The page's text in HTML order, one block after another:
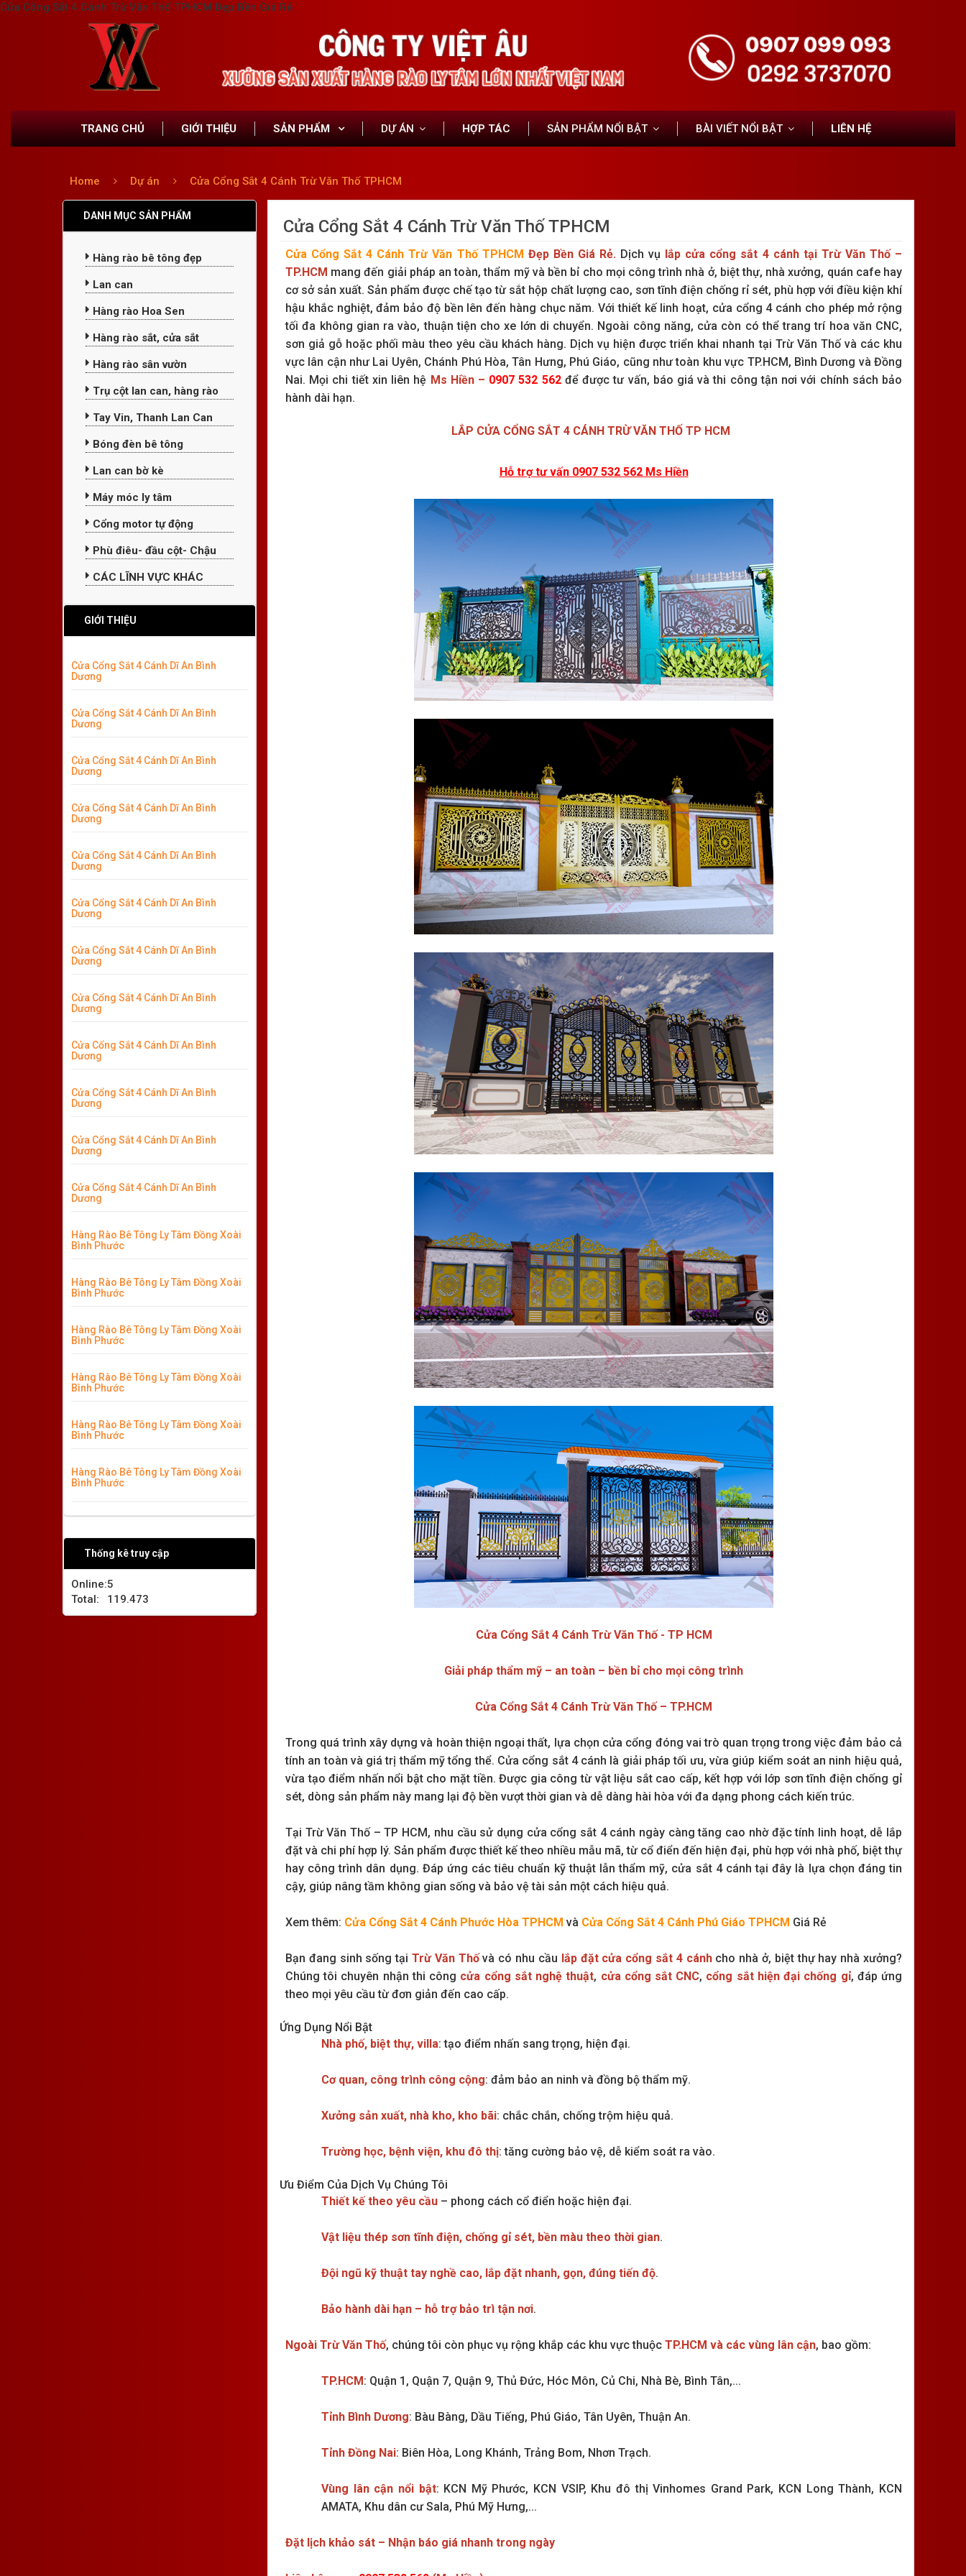
Cửa Cổng Sắt 4 Cánh Trừ Văn Thố TPHCM Đẹp Bền Giá Rẻ
TRANG CHỦ GIỚI THIỆU SẢN PHẨM DỰ ÁN HỢP TÁC SẢN PHẨM NỔI BẬT BÀI VIẾT NỔI BẬT LIÊN HỆ
Home Dự án Cửa Cổng Sắt 4 Cánh Trừ Văn Thố TPHCM
DANH MỤC SẢN PHẨM
Hàng rào bê tông đẹp
Lan can
Hàng rào Hoa Sen
Hàng rào sắt, cửa sắt
Hàng rào sân vườn
Trụ cột lan can, hàng rào
Tay Vin, Thanh Lan Can
Bóng đèn bê tông
Lan can bờ kè
Máy móc ly tâm
Cổng motor tự động
Phù điêu- đầu cột- Chậu
CÁC LĨNH VỰC KHÁC
GIỚI THIỆU
Cửa Cổng Sắt 4 Cánh Dĩ An Bình
Dương
Cửa Cổng Sắt 4 Cánh Dĩ An Bình
Dương
Cửa Cổng Sắt 4 Cánh Dĩ An Bình
Dương
Cửa Cổng Sắt 4 Cánh Dĩ An Bình
Dương
Cửa Cổng Sắt 4 Cánh Dĩ An Bình
Dương
Cửa Cổng Sắt 4 Cánh Dĩ An Bình
Dương
Cửa Cổng Sắt 4 Cánh Dĩ An Bình
Dương
Cửa Cổng Sắt 4 Cánh Dĩ An Bình
Dương
Cửa Cổng Sắt 4 Cánh Dĩ An Bình
Dương
Cửa Cổng Sắt 4 Cánh Dĩ An Bình
Dương
Cửa Cổng Sắt 4 Cánh Dĩ An Bình
Dương
Cửa Cổng Sắt 4 Cánh Dĩ An Bình
Dương
Hàng Rào Bê Tông Ly Tâm Đồng Xoài
Bình Phước
Hàng Rào Bê Tông Ly Tâm Đồng Xoài
Bình Phước
Hàng Rào Bê Tông Ly Tâm Đồng Xoài
Bình Phước
Hàng Rào Bê Tông Ly Tâm Đồng Xoài
Bình Phước
Hàng Rào Bê Tông Ly Tâm Đồng Xoài
Bình Phước
Hàng Rào Bê Tông Ly Tâm Đồng Xoài
Bình Phước
Thống kê truy cập
Online:5
Total:
119.473
Cửa Cổng Sắt 4 Cánh Trừ Văn Thố TPHCM
Cửa Cổng Sắt 4 Cánh Trừ Văn Thố TPHCM Đẹp Bền Giá Rẻ. Dịch vụ lắp cửa cổng sắt 4 cánh tại Trừ Văn Thố –
TP.HCM mang đến giải pháp an toàn, thẩm mỹ và bền bỉ cho mọi công trình nhà ở, biệt thự, nhà xưởng, quán cafe hay
cơ sở sản xuất. Sản phẩm được chế tạo từ sắt hộp chất lượng cao, sơn tĩnh điện chống rỉ sét, phù hợp với điều kiện khí
hậu khắc nghiệt, đảm bảo độ bền lên đến hàng chục năm. Với thiết kế linh hoạt, cửa cổng 4 cánh cho phép mở rộng
tối đa không gian ra vào, thuận tiện cho xe lớn di chuyển. Ngoài công năng, cửa còn có thể trang trí hoa văn CNC,
sơn giả gỗ hoặc phối màu theo yêu cầu khách hàng. Dịch vụ hiện được triển khai nhanh tại Trừ Văn Thố và các khu
vực lân cận như Lai Uyên, Chánh Phú Hòa, Tân Hưng, Phú Giáo, cũng như toàn khu vực TP.HCM, Bình Dương và Đồng
Nai. Mọi chi tiết xin liên hệ Ms Hiền – 0907 532 562để được tư vấn, báo giá và thi công tận nơi với chính sách bảo
hành dài hạn.
LẮP CỬA CỔNG SẮT 4 CÁNH TRỪ VĂN THỐ TP HCM
Hỗ trợ tư vấn 0907 532 562 Ms Hiền
Cửa Cổng Sắt 4 Cánh Trừ Văn Thố - TP HCM
Giải pháp thẩm mỹ – an toàn – bền bỉ cho mọi công trình
Cửa Cổng Sắt 4 Cánh Trừ Văn Thố – TP.HCM
Trong quá trình xây dựng và hoàn thiện ngoại thất, lựa chọn cửa cổng đóng vai trò quan trọng trong việc đảm bảo cả
tính an toàn và giá trị thẩm mỹ tổng thể. Cửa cổng sắt 4 cánh là giải pháp tối ưu, vừa giúp kiểm soát an ninh hiệu quả,
vừa tạo điểm nhấn nổi bật cho mặt tiền. Được gia công từ vật liệu sắt cao cấp, kết hợp với lớp sơn tĩnh điện chống gỉ
sét, dòng sản phẩm này mang lại độ bền vượt thời gian và dễ dàng hài hòa với đa dạng phong cách kiến trúc.
Tại Trừ Văn Thố – TP HCM, nhu cầu sử dụng cửa cổng sắt 4 cánh ngày càng tăng cao nhờ đặc tính linh hoạt, dễ lắp
đặt và chi phí hợp lý. Sản phẩm được thiết kế theo nhiều mẫu mã, từ cổ điển đến hiện đại, phù hợp với nhà phố, biệt thự
hay công trình dân dụng. Đáp ứng các tiêu chuẩn kỹ thuật lẫn thẩm mỹ, cửa sắt 4 cánh tại đây là lựa chọn đáng tin
cậy, giúp nâng tầm không gian sống và bảo vệ tài sản một cách hiệu quả.
Xem thêm: Cửa Cổng Sắt 4 Cánh Phước Hòa TPHCM và Cửa Cổng Sắt 4 Cánh Phú Giáo TPHCM Giá Rẻ
Bạn đang sinh sống tạiTrừ Văn Thốvà có nhu cầu lắp đặt cửa cổng sắt 4 cánhcho nhà ở, biệt thự hay nhà xưởng?
Chúng tôi chuyên nhận thi công cửa cổng sắt nghệ thuật, cửa cổng sắt CNC, cổng sắt hiện đại chống gỉ, đáp ứng
theo mọi yêu cầu từ đơn giản đến cao cấp.
Ứng Dụng Nổi Bật
Nhà phố, biệt thự, villa: tạo điểm nhấn sang trọng, hiện đại.
Cơ quan, công trình công cộng: đảm bảo an ninh và đồng bộ thẩm mỹ.
Xưởng sản xuất, nhà kho, kho bãi: chắc chắn, chống trộm hiệu quả.
Trường học, bệnh viện, khu đô thị: tăng cường bảo vệ, dễ kiểm soát ra vào.
Ưu Điểm Của Dịch Vụ Chúng Tôi
Thiết kế theo yêu cầu – phong cách cổ điển hoặc hiện đại.
Vật liệu thép sơn tĩnh điện, chống gỉ sét, bền màu theo thời gian.
Đội ngũ kỹ thuật tay nghề cao, lắp đặt nhanh, gọn, đúng tiến độ.
Bảo hành dài hạn – hỗ trợ bảo trì tận nơi.
Ngoài Trừ Văn Thố, chúng tôi còn phục vụ rộng khắp các khu vực thuộc TP.HCM và các vùng lân cận, bao gồm:
TP.HCM: Quận 1, Quận 7, Quận 9, Thủ Đức, Hóc Môn, Củ Chi, Nhà Bè, Bình Tân,...
Tỉnh Bình Dương: Bàu Bàng, Dầu Tiếng, Phú Giáo, Tân Uyên, Thuận An.
Tỉnh Đồng Nai: Biên Hòa, Long Khánh, Trảng Bom, Nhơn Trạch.
Vùng lân cận nổi bật: KCN Mỹ Phước, KCN VSIP, Khu đô thị Vinhomes Grand Park, KCN Long Thành, KCN
AMATA, Khu dân cư Sala, Phú Mỹ Hưng,...
Đặt lịch khảo sát – Nhận báo giá nhanh trong ngày